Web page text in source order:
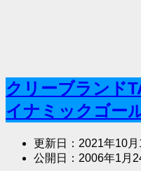
クリーブランド
イナミックゴー
更新日： 2021年10月
公開日： 2006年1月